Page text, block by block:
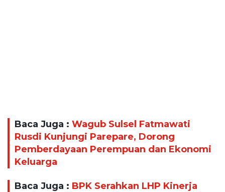
Baca Juga : Wagub Sulsel Fatmawati
Rusdi Kunjungi Parepare, Dorong
Pemberdayaan Perempuan dan Ekonomi
Keluarga
Baca Juga : BPK Serahkan LHP Kinerja